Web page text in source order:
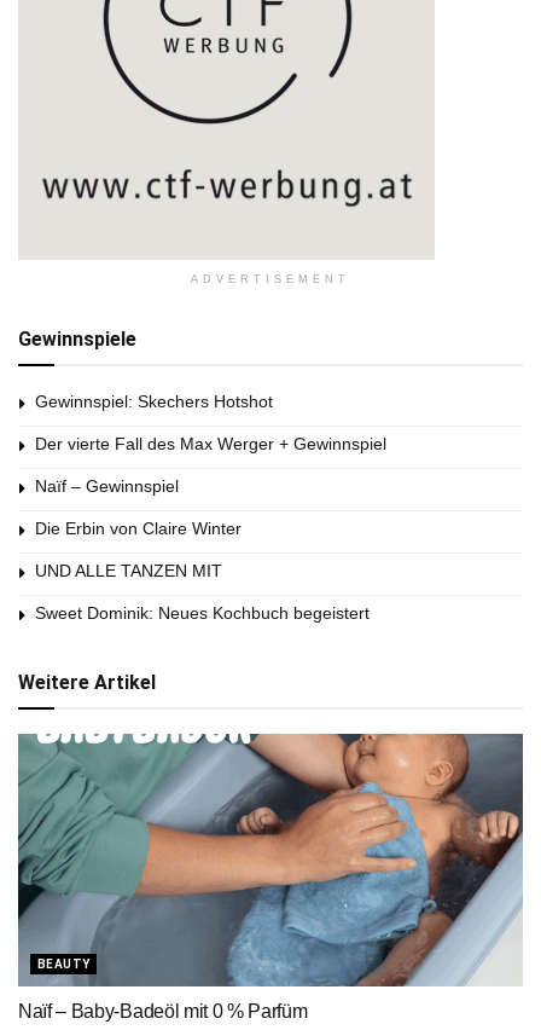
ADVERTISEMENT
Gewinnspiele
Gewinnspiel: Skechers Hotshot
Der vierte Fall des Max Werger + Gewinnspiel
Naïf – Gewinnspiel
Die Erbin von Claire Winter
UND ALLE TANZEN MIT
Sweet Dominik: Neues Kochbuch begeistert
Weitere Artikel
BEAUTY
Naïf – Baby-Badeöl mit 0 % Parfüm